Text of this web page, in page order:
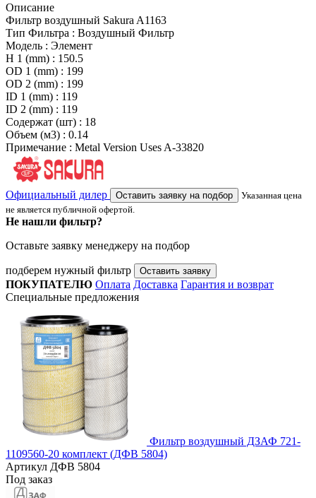
Описание
Фильтр воздушный Sakura A1163
Тип Фильтра : Воздушный Фильтр
Модель : Элемент
H 1 (mm) : 150.5
OD 1 (mm) : 199
OD 2 (mm) : 199
ID 1 (mm) : 119
ID 2 (mm) : 119
Содержат (шт) : 18
Объем (м3) : 0.14
Примечание : Metal Version Uses A-33820
Официальный дилер Оставить заявку на подбор
Указанная цена
не является публичной офертой.
Не нашли фильтр?
Оставьте заявку менеджеру на подбор
подберем нужный фильтр Оставить заявку
ПОКУПАТЕЛЮ Оплата Доставка Гарантия и возврат
Специальные предложения
Фильтр воздушный ДЗАФ 721-
1109560-20 комплект (ДФВ 5804)
Артикул ДФВ 5804
Под заказ